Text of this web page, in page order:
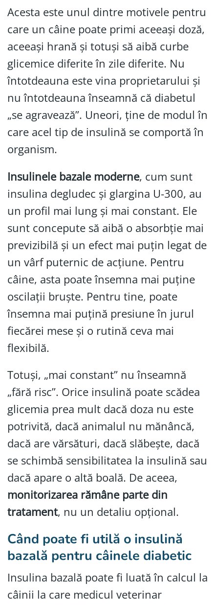
Acesta este unul dintre motivele pentru
care un câine poate primi aceeași doză,
aceeași hrană și totuși să aibă curbe
glicemice diferite în zile diferite. Nu
întotdeauna este vina proprietarului și
nu întotdeauna înseamnă că diabetul
„se agravează”. Uneori, ține de modul în
care acel tip de insulină se comportă în
organism.
Insulinele bazale moderne, cum sunt
insulina degludec și glargina U-300, au
un profil mai lung și mai constant. Ele
sunt concepute să aibă o absorbție mai
previzibilă și un efect mai puțin legat de
un vârf puternic de acțiune. Pentru
câine, asta poate însemna mai puține
oscilații bruște. Pentru tine, poate
însemna mai puțină presiune în jurul
fiecărei mese și o rutină ceva mai
flexibilă.
Totuși, „mai constant” nu înseamnă
„fără risc”. Orice insulină poate scădea
glicemia prea mult dacă doza nu este
potrivită, dacă animalul nu mănâncă,
dacă are vărsături, dacă slăbește, dacă
se schimbă sensibilitatea la insulină sau
dacă apare o altă boală. De aceea,
monitorizarea rămâne parte din
tratament, nu un detaliu opțional.
Când poate fi utilă o insulină
bazală pentru câinele diabetic
Insulina bazală poate fi luată în calcul la
câinii la care medicul veterinar